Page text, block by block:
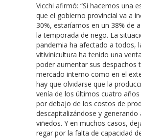
Vicchi afirmó: “Si hacemos una
que el gobierno provincial va a
30%, estaríamos en un 38% de
la temporada de riego. La
pandemia ha afectado a todos,
vitivinicultura ha tenido una
poder aumentar sus despachos
mercado interno como en el
hay que olvidarse que la
venía de los últimos cuatro
por debajo de los costos de
descapitalizándose y generando
viñedos. Y en muchos casos,
regar por la falta de capacidad